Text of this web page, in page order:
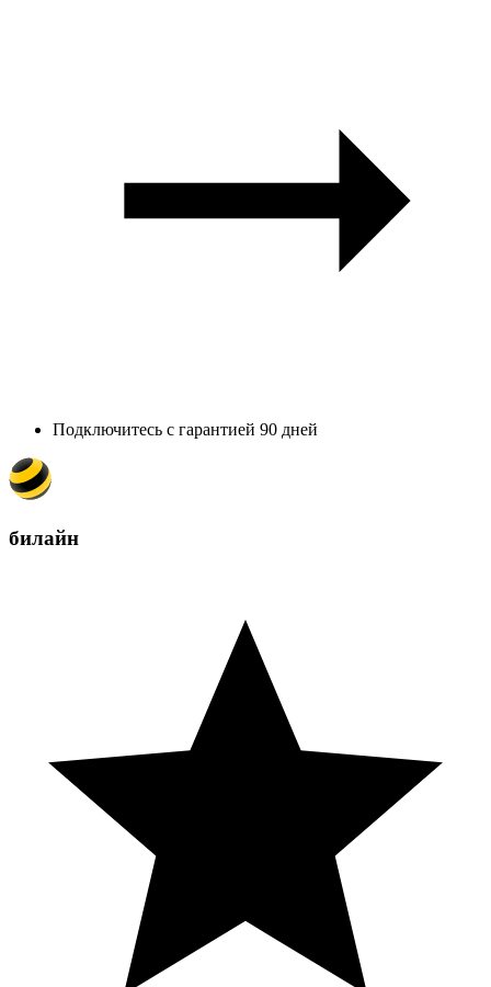
Подключитесь с гарантией 90 дней
билайн